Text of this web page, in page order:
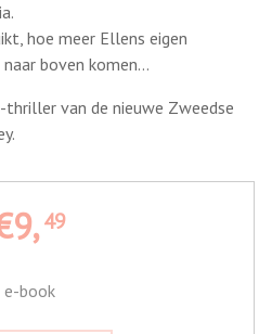
hoe meer Ellens eigen
boven komen…
van de nieuwe Zweedse
49
e-book